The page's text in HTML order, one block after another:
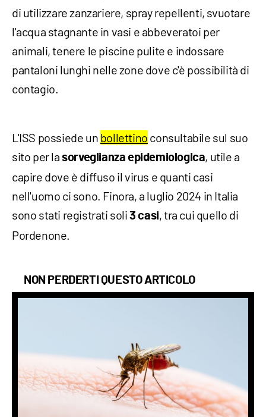
di utilizzare zanzariere, spray repellenti, svuotare
l'acqua stagnante in vasi e abbeveratoi per
animali, tenere le piscine pulite e indossare
pantaloni lunghi nelle zone dove c'è possibilità di
contagio.
L'ISS possiede un bollettino consultabile sul suo
sito per la sorveglianza epidemiologica, utile a
capire dove è diffuso il virus e quanti casi
nell'uomo ci sono. Finora, a luglio 2024 in Italia
sono stati registrati soli3 casi, tra cui quello di
Pordenone.
NON PERDERTI QUESTO ARTICOLO